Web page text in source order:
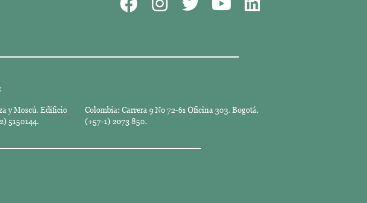
y Moscú. Edificio
5150144.
Colombia: Carrera 9 No 72-61 Oficina 303. Bogotá.
(+57-1) 2073 850.